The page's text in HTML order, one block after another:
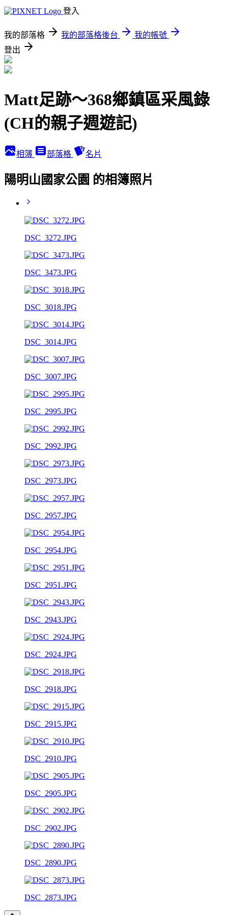
登入
我的部落格 我的部落格後台
我的帳號
登出
Matt足跡～368鄉鎮區采風錄
(CH的親子週遊記)
相簿 部落格 名片
陽明山國家公園 的相簿照片
DSC_3272.JPG
DSC_3473.JPG
DSC_3018.JPG
DSC_3014.JPG
DSC_3007.JPG
DSC_2995.JPG
DSC_2992.JPG
DSC_2973.JPG
DSC_2957.JPG
DSC_2954.JPG
DSC_2951.JPG
DSC_2943.JPG
DSC_2924.JPG
DSC_2918.JPG
DSC_2915.JPG
DSC_2910.JPG
DSC_2905.JPG
DSC_2902.JPG
DSC_2890.JPG
DSC_2873.JPG